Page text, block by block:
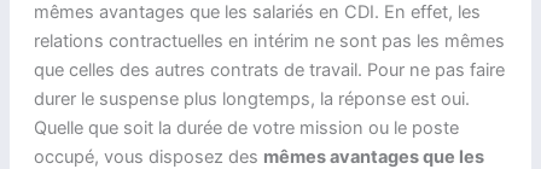
mêmes avantages que les salariés en CDI. En effet, les
relations contractuelles en intérim ne sont pas les mêmes
que celles des autres contrats de travail. Pour ne pas faire
durer le suspense plus longtemps, la réponse est oui.
Quelle que soit la durée de votre mission ou le poste
occupé, vous disposez des mêmes avantages que les